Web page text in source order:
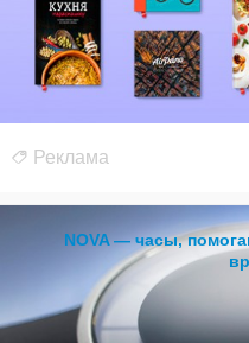
Реклама
NOVA — часы,